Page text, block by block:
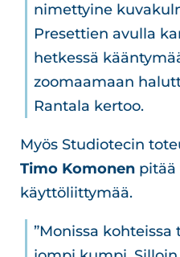
nimettyine
Presettien avulla
hetkessä
zoomaamaan
Rantala kertoo.
Myös Studiotecin
Timo Komonen pitää
käyttöliittymää.
”Monissa